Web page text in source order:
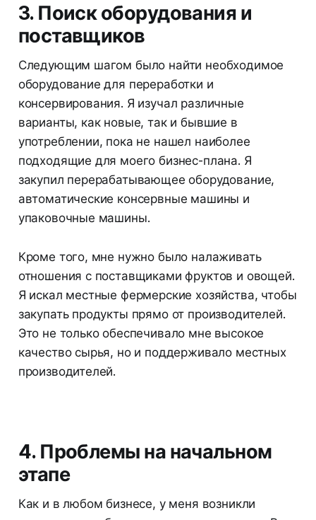
3. Поиск оборудования и
поставщиков
Следующим шагом было найти необходимое
оборудование для переработки и
консервирования. Я изучал различные
варианты, как новые, так и бывшие в
употреблении, пока не нашел наиболее
подходящие для моего бизнес-плана. Я
закупил перерабатывающее оборудование,
автоматические консервные машины и
упаковочные машины.
Кроме того, мне нужно было налаживать
отношения с поставщиками фруктов и овощей.
Я искал местные фермерские хозяйства, чтобы
закупать продукты прямо от производителей.
Это не только обеспечивало мне высокое
качество сырья, но и поддерживало местных
производителей.
4. Проблемы на начальном
этапе
Как и в любом бизнесе, у меня возникли